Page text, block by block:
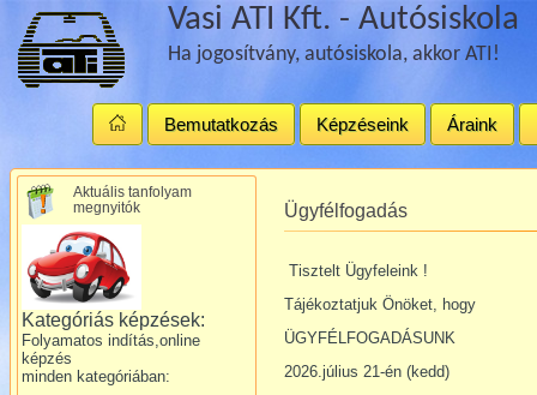
Vasi ATI Kft. - Autósiskola
Ha jogosítvány, autósiskola, akkor ATI!
Bemutatkozás Képzéseink Áraink
Aktuális tanfolyam
megnyitók
Kategóriás képzések:
Folyamatos indítás,online
képzés
minden kategóriában:
Ügyfélfogadás
Tisztelt Ügyfeleink !
Tájékoztatjuk Önöket, hogy
ÜGYFÉLFOGADÁSUNK
2026.július 21-én (kedd)